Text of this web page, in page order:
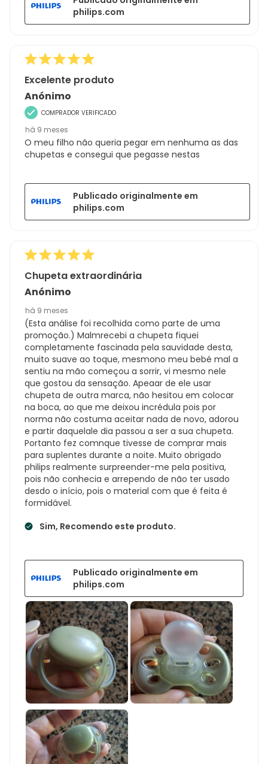
philips.com
Excelente produto
Anónimo
COMPRADOR VERIFICADO
há 9 meses
O meu filho não queria pegar em nenhuma as das
chupetas e consegui que pegasse nestas
Publicado originalmente em
philips.com
Chupeta extraordinária
Anónimo
há 9 meses
(Esta análise foi recolhida como parte de uma
promoção.) Malmrecebi a chupeta fiquei
completamente fascinada pela sauvidade desta,
muito suave ao toque, mesmono meu bebé mal a
sentiu na mão começou a sorrir, vi mesmo nele
que gostou da sensação. Apeaar de ele usar
chupeta de outra marca, não hesitou em colocar
na boca, ao que me deixou incrédula pois por
norma não costuma aceitar nada de novo, adorou
e partir daquelale dia passou a ser a sua chupeta.
Portanto fez comnque tivesse de comprar mais
para suplentes durante a noite. Muito obrigado
philips realmente surpreender-me pela positiva,
pois não conhecia e arrependo de não ter usado
desdo o início, pois o material com que é feita é
formidável.
Sim, Recomendo este produto.
Publicado originalmente em
philips.com